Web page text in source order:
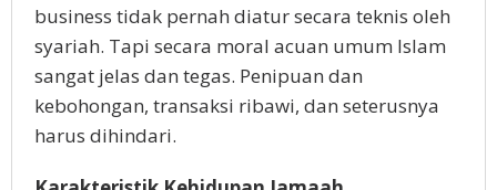
business tidak pernah diatur secara teknis oleh
syariah. Tapi secara moral acuan umum Islam
sangat jelas dan tegas. Penipuan dan
kebohongan, transaksi ribawi, dan seterusnya
harus dihindari.